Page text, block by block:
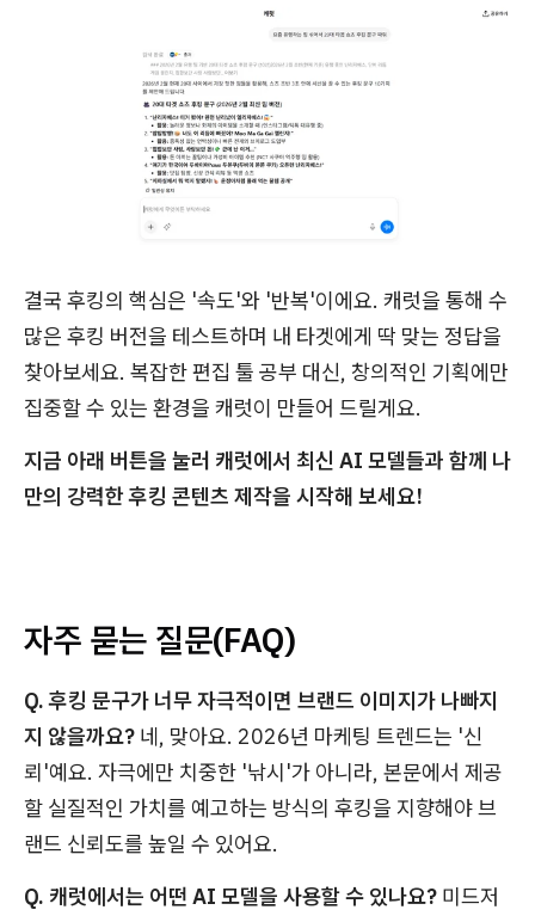
결국 후킹의 핵심은 '속도'와 '반복'이에요. 캐럿을 통해 수
많은 후킹 버전을 테스트하며 내 타겟에게 딱 맞는 정답을
찾아보세요. 복잡한 편집 툴 공부 대신, 창의적인 기획에만
집중할 수 있는 환경을 캐럿이 만들어 드릴게요.
지금 아래 버튼을 눌러 캐럿에서 최신 AI 모델들과 함께 나
만의 강력한 후킹 콘텐츠 제작을 시작해 보세요!
자주 묻는 질문(FAQ)
Q. 후킹 문구가 너무 자극적이면 브랜드 이미지가 나빠지
지 않을까요? 네, 맞아요. 2026년 마케팅 트렌드는 '신
뢰'예요. 자극에만 치중한 '낚시'가 아니라, 본문에서 제공
할 실질적인 가치를 예고하는 방식의 후킹을 지향해야 브
랜드 신뢰도를 높일 수 있어요.
Q. 캐럿에서는 어떤 AI 모델을 사용할 수 있나요? 미드저